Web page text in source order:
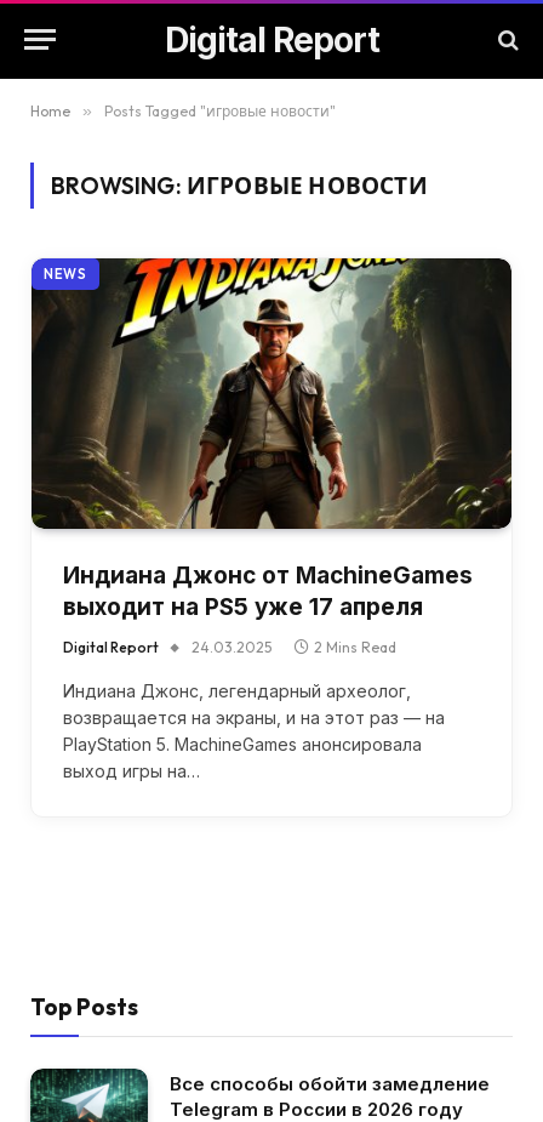
Digital Report
Home » Posts Tagged "игровые новости"
BROWSING: ИГРОВЫЕ НОВОСТИ
NEWS
Индиана Джонс от MachineGames
выходит на PS5 уже 17 апреля
Digital Report 24.03.2025 2 Mins Read
Индиана Джонс, легендарный археолог,
возвращается на экраны, и на этот раз — на
PlayStation 5. MachineGames анонсировала
выход игры на…
Top Posts
Все способы обойти замедление
Telegram в России в 2026 году